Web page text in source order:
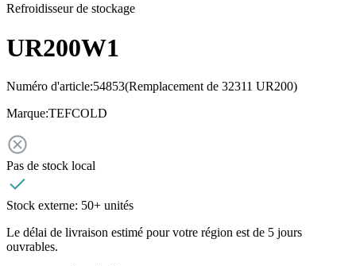
Refroidisseur de stockage
UR200W1
Numéro d'article:54853(Remplacement de 32311 UR200)
Marque:TEFCOLD
Pas de stock local
Stock externe: 50+ unités
Le délai de livraison estimé pour votre région est de 5 jours
ouvrables.